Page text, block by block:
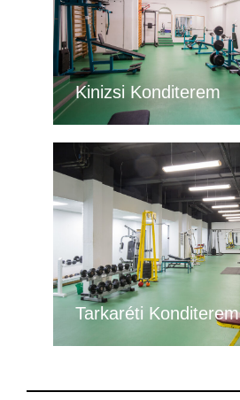
Kinizsi Konditerem
Tarkaréti Konditerem